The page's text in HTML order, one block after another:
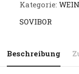
Kategorie:
SOVIBOR
Beschreibung